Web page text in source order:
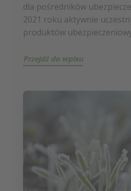
dla pośredników
2021 roku aktywnie
produktów
Przejdź do wpisu